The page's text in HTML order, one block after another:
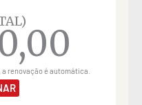
renovação é automática.